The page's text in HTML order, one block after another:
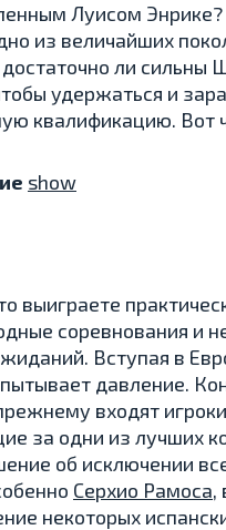
Луисом Энрике?
из величайших
ли сильны
удержаться и
квалификацию. Вот
show
выиграете
соревнования и
Вступая в
давление.
входят
за одни из лучших
об исключении
Серхио Рамоса,
некоторых